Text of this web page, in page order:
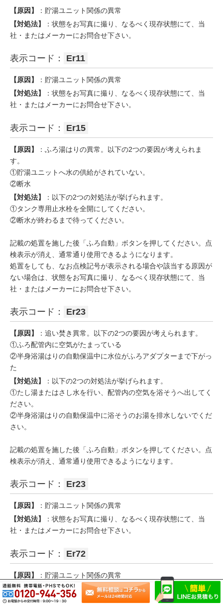
【原因】
：貯湯ユニット関係の異常
【対処法】
：状態をお写真に撮り、なるべく現存状態にて、当
社・またはメーカーにお問合せ下さい。
表示コード： Er11
【原因】
：貯湯ユニット関係の異常
【対処法】
：状態をお写真に撮り、なるべく現存状態にて、当
社・またはメーカーにお問合せ下さい。
表示コード： Er15
【原因】
：ふろ湯はりの異常。以下の2つの要因が考えられま
す。
①貯湯ユニットへ水の供給がされていない。
②断水
【対処法】
：以下の2つの対処法が挙げられます。
①タンク専用止水栓を全開にしてください。
②断水が終わるまで待ってください。
記載の処置を施した後「ふろ自動」ボタンを押してください。点
検表示が消え、通常通り使用できるようになります。
処置をしても、なお点検記号が表示される場合や該当する原因が
ない場合は、状態をお写真に撮り、なるべく現存状態にて、当
社・またはメーカーにお問合せ下さい。
表示コード： Er23
【原因】
：追い焚き異常。以下の2つの要因が考えられます。
①ふろ配管内に空気がたまっている
②半身浴湯はりの自動保温中に水位がふろアダプターまで下がっ
た
【対処法】
：以下の2つの対処法が挙げられます。
①たし湯またはさし水を行い、配管内の空気を浴そうへ出してく
ださい。
②半身浴湯はりの自動保温中に浴そうのお湯を排水しないでくだ
さい。
記載の処置を施した後「ふろ自動」ボタンを押してください。点
検表示が消え、通常通り使用できるようになります。
表示コード： Er23
【原因】
：貯湯ユニット関係の異常
【対処法】
：状態をお写真に撮り、なるべく現存状態にて、当
社・またはメーカーにお問合せ下さい。
表示コード： Er72
【原因】
：貯湯ユニット関係の異常
【対処法】：状態をお写真に撮り、なるべく現存状態にて、当
社・またはメーカーにお問合せ下さい。